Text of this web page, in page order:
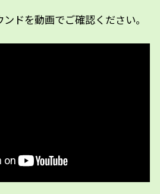
ドを動画でご確認ください。